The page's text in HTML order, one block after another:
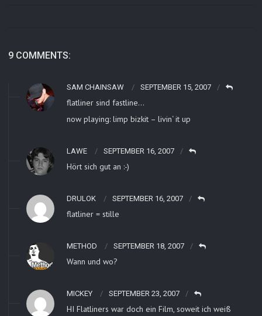
9 COMMENTS:
SAM CHAINSAW SEPTEMBER 15, 2007
flatliner sind fastline…
now playing: limp bizkit – livin‘ it up
LAWE SEPTEMBER 16, 2007
Hört sich gut an :-)
DRULOK SEPTEMBER 16, 2007
flatliner = stille
METHOD SEPTEMBER 18, 2007
Wann und wo?
MICKEY SEPTEMBER 23, 2007
HI Flatliners war doch ein Film, soweit ich weiß